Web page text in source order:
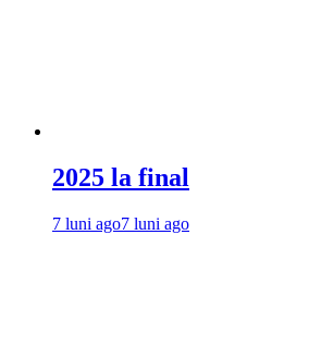
2025 la final
7 luni ago7 luni ago